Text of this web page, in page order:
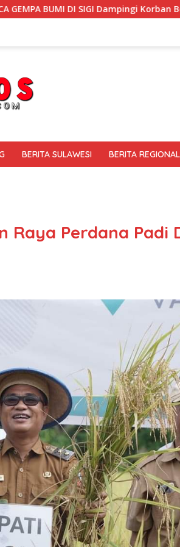
Dampingi Korban Bencana, GEKIRA
BERITA SULAWESI BERITA REGIONAL
Raya Perdana Padi